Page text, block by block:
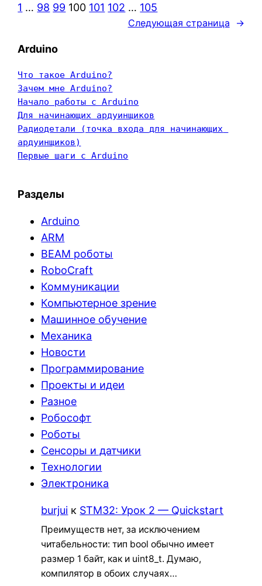
1 … 98 99 100 101 102 … 105
Следующая страница →
Arduino
Что такое Arduino?
Зачем мне Arduino?
Начало работы с Arduino
Для начинающих ардуинщиков
Радиодетали (точка входа для начинающих
ардуинщиков)
Первые шаги с Arduino
Разделы
Arduino
ARM
BEAM роботы
RoboCraft
Коммуникации
Компьютерное зрение
Машинное обучение
Механика
Новости
Программирование
Проекты и идеи
Разное
Робософт
Роботы
Сенсоры и датчики
Технологии
Электроника
burjui к STM32: Урок 2 — Quickstart
Преимуществ нет, за исключением
читабельности: тип bool обычно имеет
размер 1 байт, как и uint8_t. Думаю,
компилятор в обоих случаях…